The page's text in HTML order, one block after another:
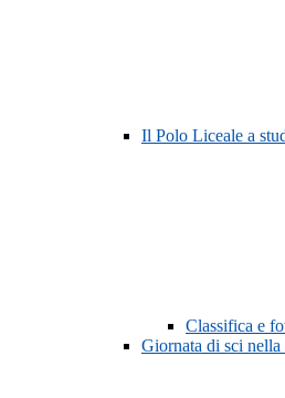
Il Polo Liceale a
Classifica e
Giornata di sci nella